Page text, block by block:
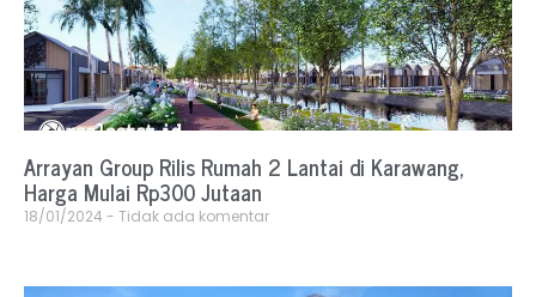
Arrayan Group Rilis Rumah 2 Lantai di Karawang,
Harga Mulai Rp300 Jutaan
18/01/2024 Tidak ada komentar